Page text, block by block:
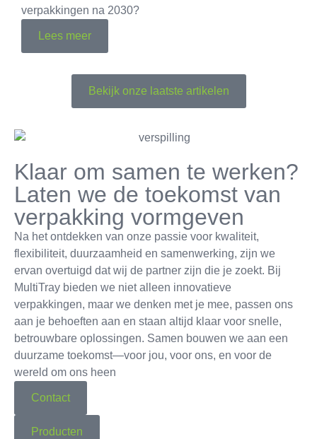
verpakkingen na 2030?
Lees meer
Bekijk onze laatste artikelen
Klaar om samen te werken?
Laten we de toekomst van
verpakking vormgeven
Na het ontdekken van onze passie voor kwaliteit,
flexibiliteit, duurzaamheid en samenwerking, zijn we
ervan overtuigd dat wij de partner zijn die je zoekt. Bij
MultiTray bieden we niet alleen innovatieve
verpakkingen, maar we denken met je mee, passen ons
aan je behoeften aan en staan altijd klaar voor snelle,
betrouwbare oplossingen. Samen bouwen we aan een
duurzame toekomst—voor jou, voor ons, en voor de
wereld om ons heen
Contact
Producten